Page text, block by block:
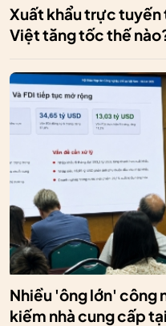
Xuất khẩu trực tuyến
Việt tăng tốc thế
Nhiều 'ông lớn' công
kiếm nhà cung cấp